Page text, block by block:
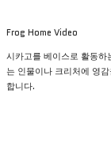
Frog Home Video
시카고를 베이스로 활동
는 인물이나 크리처에 영
합니다.